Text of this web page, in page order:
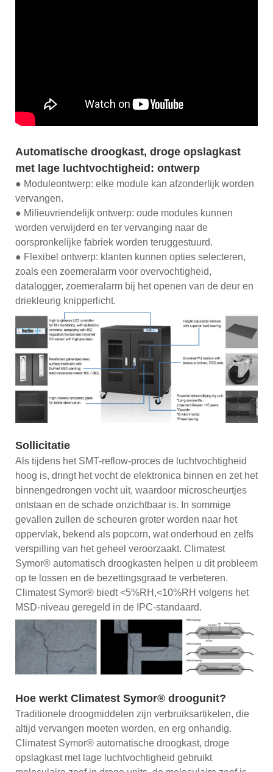
Automatische droogkast, droge opslagkast
met lage luchtvochtigheid: ontwerp
● Moduleontwerp: elke module kan afzonderlijk worden
vervangen.
● Milieuvriendelijk ontwerp: oude modules kunnen
worden verwijderd en ter vervanging naar de
oorspronkelijke fabriek worden teruggestuurd.
● Flexibel ontwerp: klanten kunnen opties selecteren,
zoals een zoemeralarm voor overvochtigheid,
datalogger, zoemeralarm bij het openen van de deur en
driekleurig knipperlicht.
Sollicitatie
Als tijdens het SMT-reflow-proces de luchtvochtigheid
hoog is, dringt het vocht de elektronica binnen en zet het
binnengedrongen vocht uit, waardoor microscheurtjes
ontstaan ​​en de schade onzichtbaar is. In sommige
gevallen zullen de scheuren groter worden naar het
oppervlak, bekend als popcorn, wat onderhoud en zelfs
verspilling van het geheel veroorzaakt. Climatest
Symor® automatisch droogkasten helpen u dit probleem
op te lossen en de bezettingsgraad te verbeteren.
Climatest Symor® biedt <5%RH,<10%RH volgens het
MSD-niveau geregeld in de IPC-standaard.
Hoe werkt Climatest Symor® droogunit?
Traditionele droogmiddelen zijn verbruiksartikelen, die
altijd vervangen moeten worden, en erg onhandig.
Climatest Symor® automatische droogkast, droge
opslagkast met lage luchtvochtigheid gebruikt